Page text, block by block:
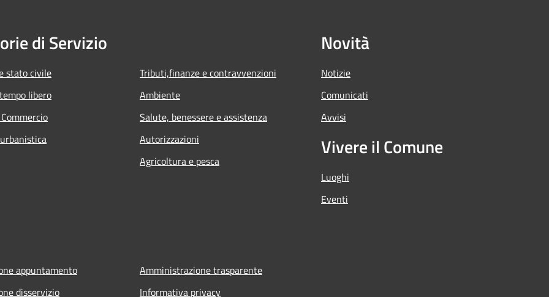
di Servizio
stato civile
libero
Tributi,finanze e contravvenzioni
Ambiente
Salute, benessere e assistenza
Autorizzazioni
Agricoltura e pesca
Novità
Notizie
Comunicati
Avvisi
Vivere il Comune
Luoghi
Eventi
appuntamento
disservizio
Amministrazione trasparente
Informativa privacy